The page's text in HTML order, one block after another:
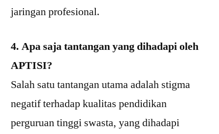
jaringan profesional.
4. Apa saja tantangan yang dihadapi oleh
APTISI?
Salah satu tantangan utama adalah stigma
negatif terhadap kualitas pendidikan
perguruan tinggi swasta, yang dihadapi